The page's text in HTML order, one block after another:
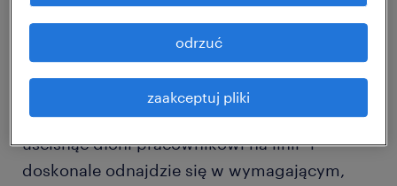
zakładzie produkcyjnym zlokalizowanym w
północno-wschodniej części województwa
podkarpackiego.
Szukamy Kierownika, który "nie boi się
uścisnąć dłoni pracownikowi na linii" i
doskonale odnajdzie się w wymagającym,
zaakceptuj pliki
odrzuć